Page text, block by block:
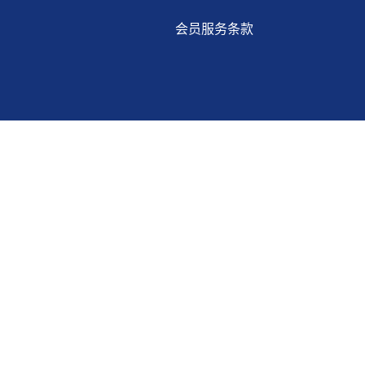
会员服务条款